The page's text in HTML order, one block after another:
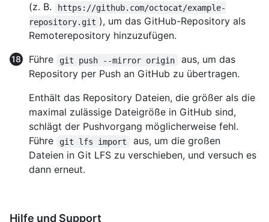
(z. B.
https://github.com/octocat/example-
repository.git ), um das GitHub-Repository als
Remoterepository hinzuzufügen.
Führe
git push --mirror origin
aus, um das
Repository per Push an GitHub zu übertragen.
Enthält das Repository Dateien, die größer als die
maximal zulässige Dateigröße in GitHub sind,
schlägt der Pushvorgang möglicherweise fehl.
Führe
git lfs import
aus, um die großen
Dateien in Git LFS zu verschieben, und versuch es
dann erneut.
Hilfe und Support